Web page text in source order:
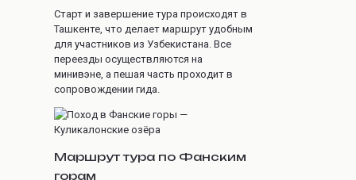
Старт и завершение тура происходят в
Ташкенте, что делает маршрут удобным
для участников из Узбекистана. Все
переезды осуществляются на
минивэне, а пешая часть проходит в
сопровождении гида.
Маршрут тура по Фанским
горам